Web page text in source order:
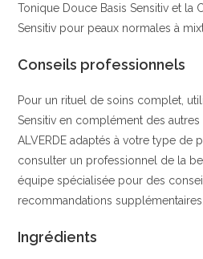
Tonique Douce Basis Sensitiv et la
Sensitiv pour peaux normales à
Conseils professionnels
Pour un rituel de soins complet,
Sensitiv en complément des
ALVERDE adaptés à votre type de
consulter un professionnel de la
équipe spécialisée pour des
recommandations supplémentaires.
Ingrédients